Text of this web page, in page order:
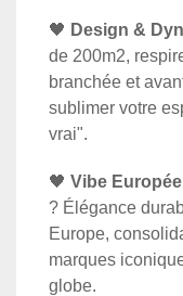
🖤 Design &
de 200m2,
branchée et
sublimer votre
vrai".
🖤 Vibe
? Élégance
Europe,
marques
globe.